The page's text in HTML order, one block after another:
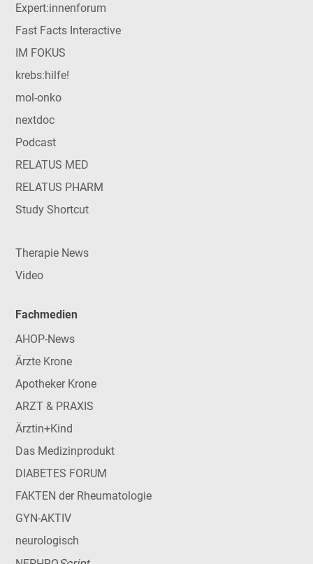
Expert:innenforum
Fast Facts Interactive
IM FOKUS
krebs:hilfe!
mol-onko
nextdoc
Podcast
RELATUS MED
RELATUS PHARM
Study Shortcut
Therapie News
Video
Fachmedien
AHOP-News
Ärzte Krone
Apotheker Krone
ARZT & PRAXIS
Ärztin+Kind
Das Medizinprodukt
DIABETES FORUM
FAKTEN der Rheumatologie
GYN-AKTIV
neurologisch